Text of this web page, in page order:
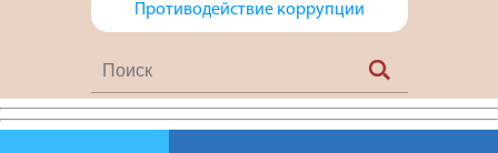
Противодействие коррупции